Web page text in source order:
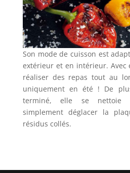
Son mode de cuisson est
extérieur et en intérieur. Avec
réaliser des repas tout au
uniquement en été ! De
terminé, elle se nettoie
simplement déglacer la
résidus collés.